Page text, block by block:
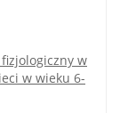
w
w wieku 6-